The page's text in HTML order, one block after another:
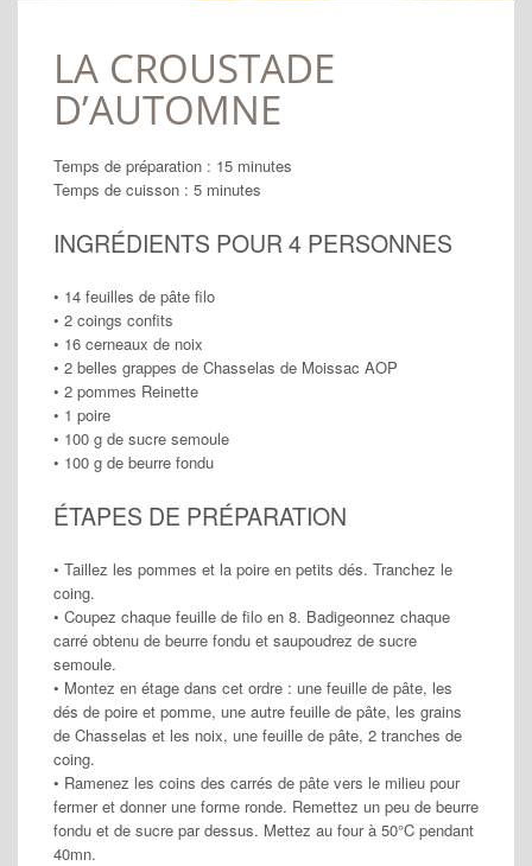
LA CROUSTADE
D’AUTOMNE
Temps de préparation : 15 minutes
Temps de cuisson : 5 minutes
INGRÉDIENTS POUR4 PERSONNES
• 14 feuilles de pâte filo
• 2 coings confits
• 16 cerneaux de noix
• 2 belles grappes de Chasselas de Moissac AOP
• 2 pommes Reinette
• 1 poire
• 100 g de sucre semoule
• 100 g de beurre fondu
ÉTAPES DE PRÉPARATION
• Taillez les pommes et la poire en petits dés. Tranchez le
coing.
• Coupez chaque feuille de filo en 8. Badigeonnez chaque
carré obtenu de beurre fondu et saupoudrez de sucre
semoule.
• Montez en étage dans cet ordre : une feuille de pâte, les
dés de poire et pomme, une autre feuille de pâte, les grains
de Chasselas et les noix, une feuille de pâte, 2 tranches de
coing.
• Ramenez les coins des carrés de pâte vers le milieu pour
fermer et donner une forme ronde. Remettez un peu de beurre
fondu et de sucre par dessus. Mettez au four à 50°C pendant
40mn.